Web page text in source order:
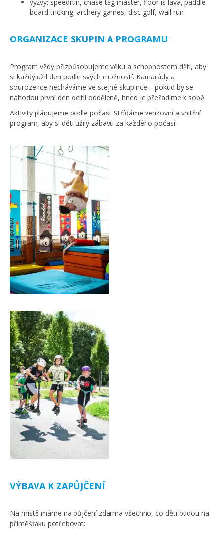
výzvy: speedrun, chase tag master, floor is lava, paddle
board tricking, archery games, disc golf, wall run
ORGANIZACE SKUPIN A PROGRAMU
Program vždy přizpůsobujeme věku a schopnostem dětí, aby
si každý užil den podle svých možností. Kamarády a
sourozence necháváme ve stejné skupince – pokud by se
náhodou první den ocitli odděleně, hned je přeřadíme k sobě.
Aktivity plánujeme podle počasí. Střídáme venkovní a vnitřní
program, aby si děti užily zábavu za každého počasí.
VÝBAVA K ZAPŮJČENÍ
Na místě máme na půjčení zdarma všechno, co děti budou na
příměšťáku potřebovat: